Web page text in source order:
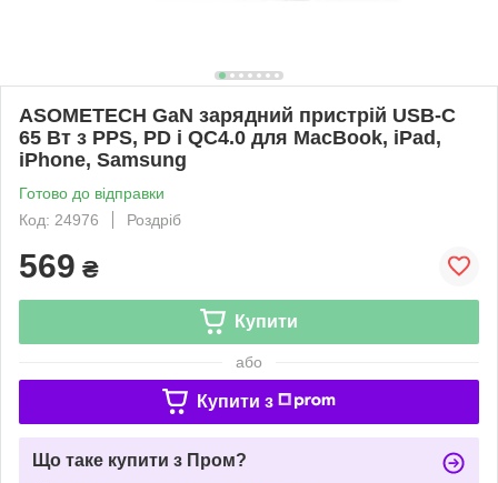
ASOMETECH GaN зарядний пристрій USB-C
65 Вт з PPS, PD і QC4.0 для MacBook, iPad,
iPhone, Samsung
Готово до відправки
Код: 24976
Роздріб
569 ₴
Купити
або
Купити з
Що таке купити з Пром?